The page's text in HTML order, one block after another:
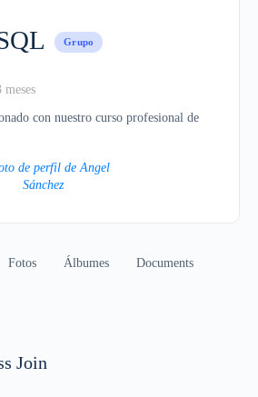
Grupo
con nuestro curso profesional de
Fotos Álbumes Documents
Join